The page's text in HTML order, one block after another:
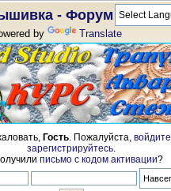
- Форум
by Translate
Гость. Пожалуйста, войдите
зарегистрируйтесь
письмо с кодом активации?